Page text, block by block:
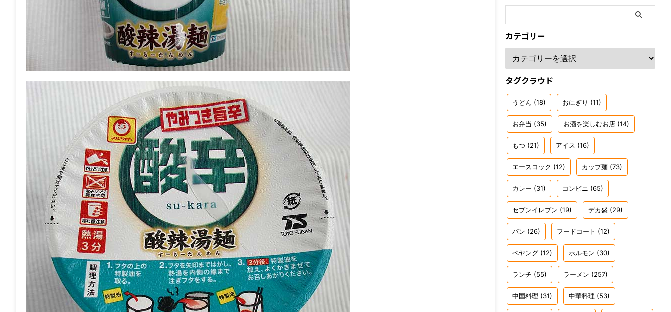
カテゴリー
タグクラウド
うどん (18) おにぎり (11)
お弁当 (35) お酒を楽しむお店 (14)
もつ (21) アイス (16)
エースコック (12) カップ麺 (73)
カレー (31) コンビニ (65)
セブンイレブン (19) デカ盛 (29)
パン (26) フードコート (12)
ペヤング (12) ホルモン (30)
ランチ (55) ラーメン (257)
中国料理 (31) 中華料理 (53)